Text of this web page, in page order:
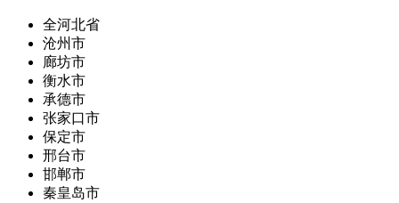
全河北省
沧州市
廊坊市
衡水市
承德市
张家口市
保定市
邢台市
邯郸市
秦皇岛市